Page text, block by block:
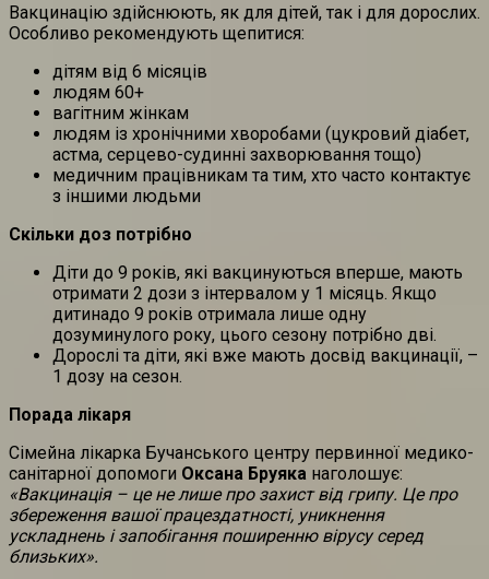
Вакцинацію здійснюють, як для дітей, так і для дорослих.
Особливо рекомендують щепитися:
дітям від 6 місяців
людям 60+
вагітним жінкам
людям із хронічними хворобами (цукровий діабет,
астма, серцево-судинні захворювання тощо)
медичним працівникам та тим, хто часто контактує
з іншими людьми
Скільки доз потрібно
Діти до 9 років, які вакцинуються вперше, мають
отримати 2 дози з інтервалом у 1 місяць. Якщо
дитинадо 9 років отримала лише одну
дозуминулого року, цього сезону потрібно дві.
Дорослі та діти, які вже мають досвід вакцинації, –
1 дозу на сезон.
Порада лікаря
Сімейна лікарка Бучанського центру первинної медико-
санітарної допомоги Оксана Бруяка наголошує:
«Вакцинація – це не лише про захист від грипу. Це про
збереження вашої працездатності, уникнення
ускладнень і запобігання поширенню вірусу серед
близьких».